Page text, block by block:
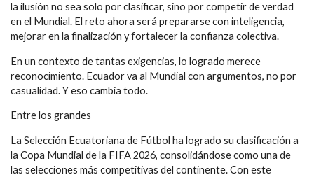
la ilusión no sea solo por clasificar, sino por competir de verdad
en el Mundial. El reto ahora será prepararse con inteligencia,
mejorar en la finalización y fortalecer la confianza colectiva.
En un contexto de tantas exigencias, lo logrado merece
reconocimiento. Ecuador va al Mundial con argumentos, no por
casualidad. Y eso cambia todo.
Entre los grandes
La Selección Ecuatoriana de Fútbol ha logrado su clasificación a
la Copa Mundial de la FIFA 2026, consolidándose como una de
las selecciones más competitivas del continente. Con este